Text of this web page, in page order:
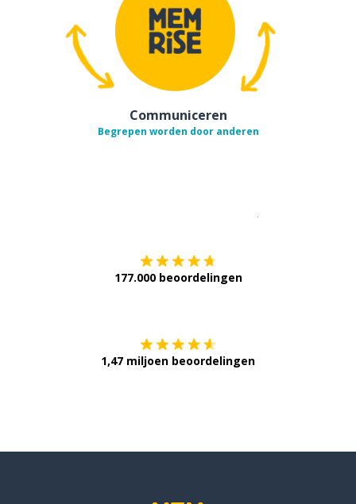
Communiceren
Begrepen worden door anderen
177.000 beoordelingen
1,47 miljoen beoordelingen